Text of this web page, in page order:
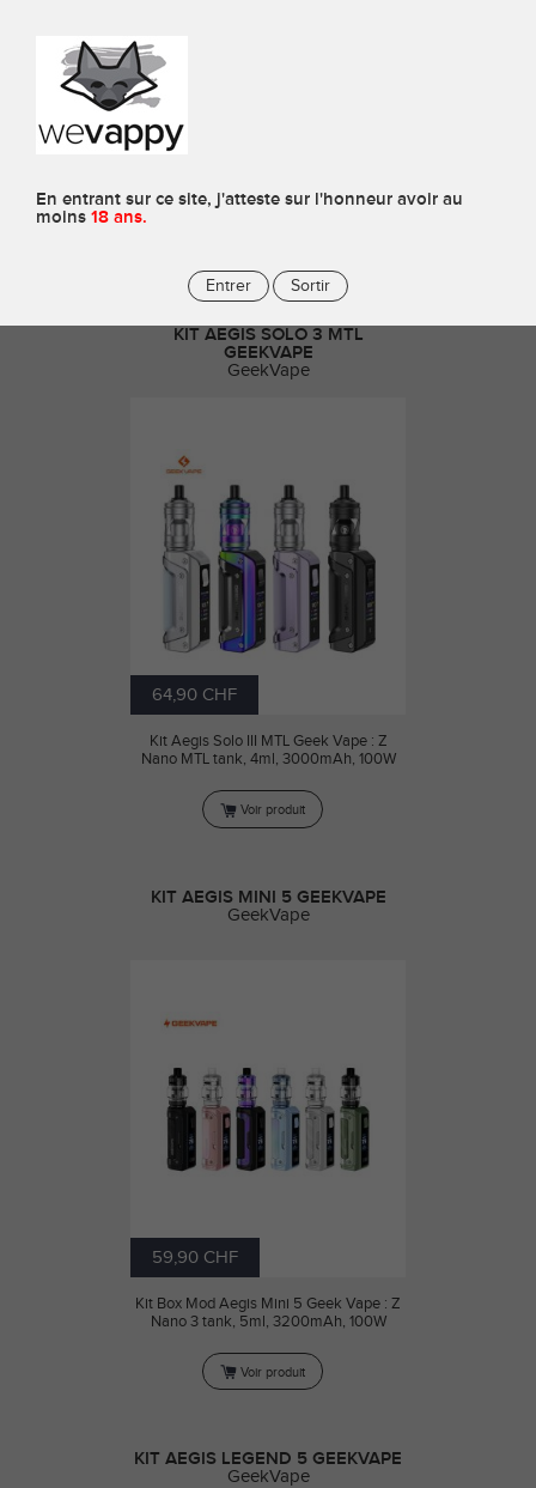
En entrant sur ce site, j'atteste sur l'honneur avoir au
moins 18 ans.
Entrer Sortir
E-cigarettes pour Experts
KIT AEGIS SOLO 3 MTL
GEEKVAPE
GeekVape
64,90 CHF
Kit Aegis Solo III MTL Geek Vape : Z
Nano MTL tank, 4ml, 3000mAh, 100W
Voir produit
KIT AEGIS MINI 5 GEEKVAPE
GeekVape
59,90 CHF
Kit Box Mod Aegis Mini 5 Geek Vape : Z
Nano 3 tank, 5ml, 3200mAh, 100W
Voir produit
KIT AEGIS LEGEND 5 GEEKVAPE
GeekVape